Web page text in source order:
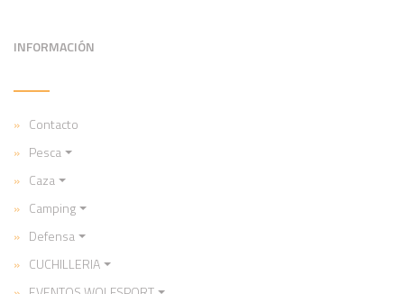
INFORMACIÓN
Contacto
Pesca
Caza
Camping
Defensa
CUCHILLERIA